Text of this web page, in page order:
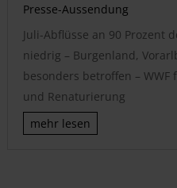
Presse-Aussendung
Juli-Abflüsse an 90 Prozent
niedrig – Burgenland,
besonders betroffen –
und Renaturierung
mehr lesen